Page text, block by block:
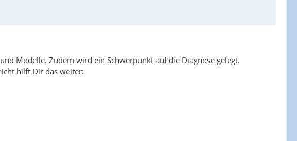
Modelle. Zudem wird ein Schwerpunkt auf die Diagnose gelegt.
hilft Dir das weiter: